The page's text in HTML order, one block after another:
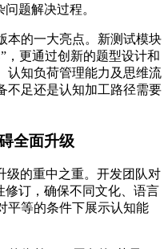
题解决过程。
本的一大亮点。新测试模块
，更通过创新的题型设计和
认知负荷管理能力及思维流
不足还是认知加工路径需要
全面升级
级的重中之重。开发团队对
修订，确保不同文化、语言
平等的条件下展示认知能